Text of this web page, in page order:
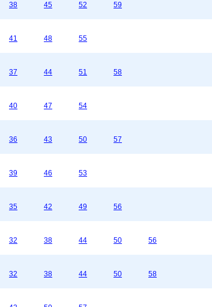
38 45 52 59
41 48 55
37 44 51 58
40 47 54
36 43 50 57
39 46 53
35 42 49 56
32 38 44 50 56
32 38 44 50 58